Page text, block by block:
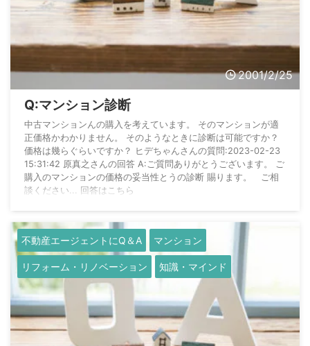
2001/2/25
Q:マンション診断
中古マンションんの購入を考えています。 そのマンションが適
正価格かわかりません。 そのようなときに診断は可能ですか？
価格は幾らぐらいですか？ ヒデちゃんさんの質問:2023-02-23
15:31:42 原真之さんの回答 A:ご質問ありがとうございます。 ご
購入のマンションの価格の妥当性とうの診断 賜ります。 ご相
談ください... 回答はこちら
不動産エージェントにQ＆A マンション
リフォーム・リノベーション 知識・マインド